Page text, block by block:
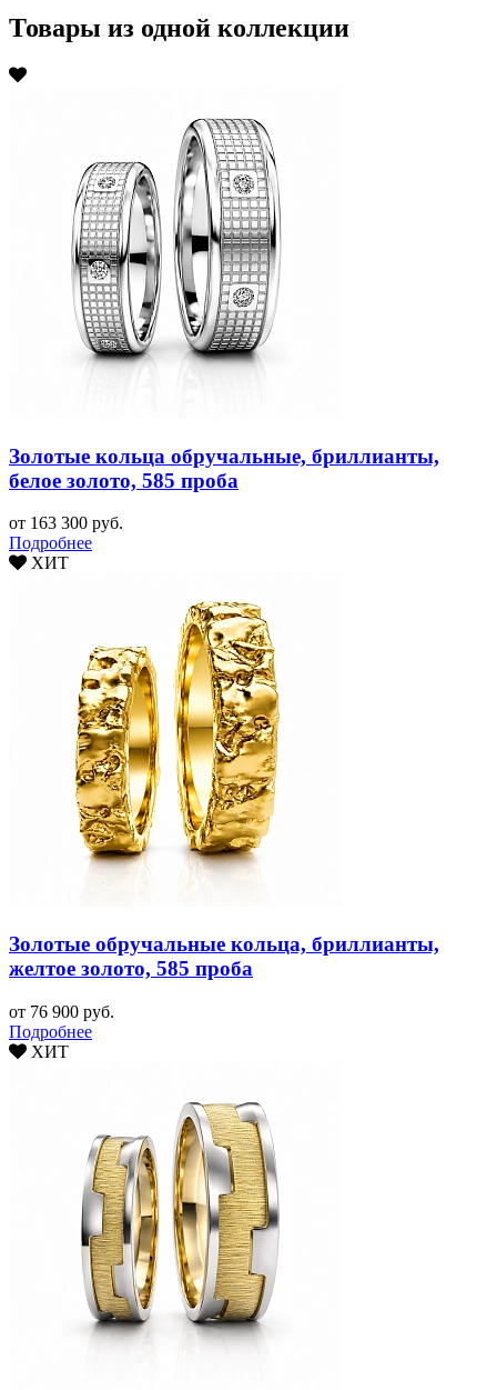
Товары из одной коллекции
Золотые кольца обручальные, бриллианты,
белое золото, 585 проба
от 163 300 руб.
Подробнее
ХИТ
Золотые обручальные кольца, бриллианты,
желтое золото, 585 проба
от 76 900 руб.
Подробнее
ХИТ